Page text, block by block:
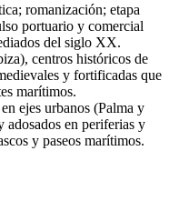
romanización; etapa
portuario y comercial
del siglo XX.
centros históricos de
y fortificadas que
marítimos.
ejes urbanos (Palma y
adosados en periferias y
y paseos marítimos.